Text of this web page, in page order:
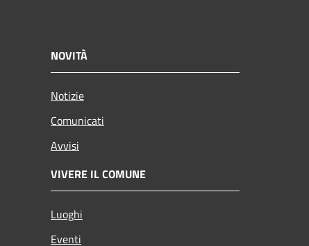
NOVITÀ
Notizie
Comunicati
Avvisi
VIVERE IL COMUNE
Luoghi
Eventi